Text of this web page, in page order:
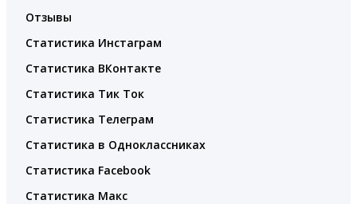
Отзывы
Статистика Инстаграм
Статистика ВКонтакте
Статистика Тик Ток
Статистика Телеграм
Статистика в Одноклассниках
Статистика Facebook
Статистика Макс